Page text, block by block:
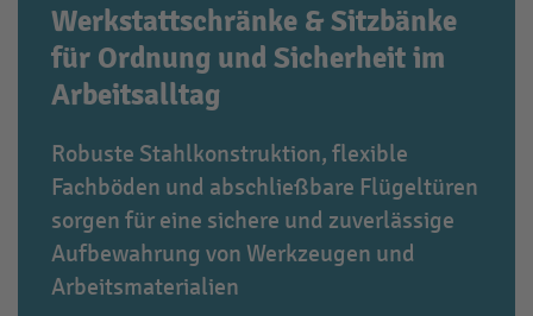
Werkstattschränke & Sitzbänke
für Ordnung und Sicherheit im
Arbeitsalltag
Robuste Stahlkonstruktion, flexible
Fachböden und abschließbare Flügeltüren
sorgen für eine sichere und zuverlässige
Aufbewahrung von Werkzeugen und
Arbeitsmaterialien